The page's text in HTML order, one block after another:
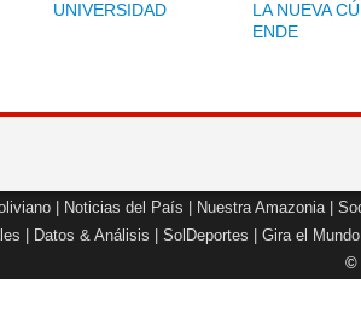
UNIVERSIDAD
LA NUEVA
ENDE
Noticias del País Nuestra Amazonia|
Datos & Análisis SolDeportes Gira el Mundo
©